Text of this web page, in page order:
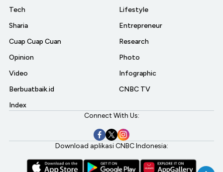
Tech
Sharia
Cuap Cuap Cuan
Opinion
Video
Berbuatbaik.id
Index
Lifestyle
Entrepreneur
Research
Photo
Infographic
CNBC TV
Connect With Us:
Download aplikasi CNBC Indonesia: